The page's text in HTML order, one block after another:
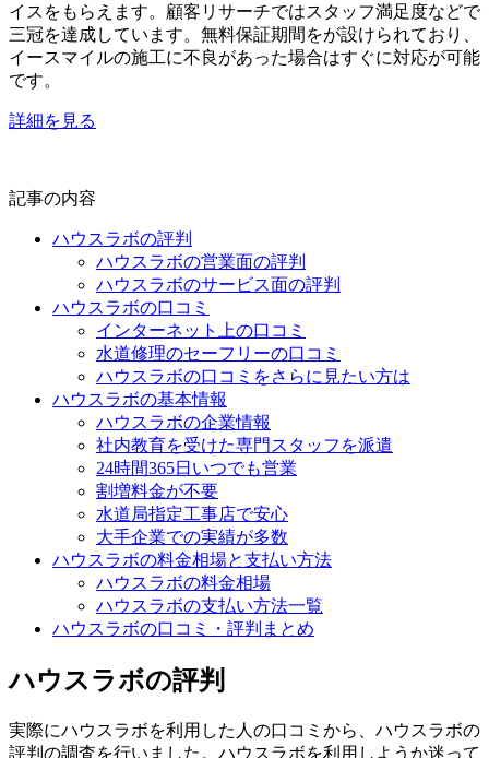
イスをもらえます。顧客リサーチではスタッフ満足度などで
三冠を達成しています。無料保証期間をが設けられており、
イースマイルの施工に不良があった場合はすぐに対応が可能
です。
詳細を見る
記事の内容
ハウスラボの評判
ハウスラボの営業面の評判
ハウスラボのサービス面の評判
ハウスラボの口コミ
インターネット上の口コミ
水道修理のセーフリーの口コミ
ハウスラボの口コミをさらに見たい方は
ハウスラボの基本情報
ハウスラボの企業情報
社内教育を受けた専門スタッフを派遣
24時間365日いつでも営業
割増料金が不要
水道局指定工事店で安心
大手企業での実績が多数
ハウスラボの料金相場と支払い方法
ハウスラボの料金相場
ハウスラボの支払い方法一覧
ハウスラボの口コミ・評判まとめ
ハウスラボの評判
実際にハウスラボを利用した人の口コミから、ハウスラボの
評判の調査を行いました。ハウスラボを利用しようか迷って